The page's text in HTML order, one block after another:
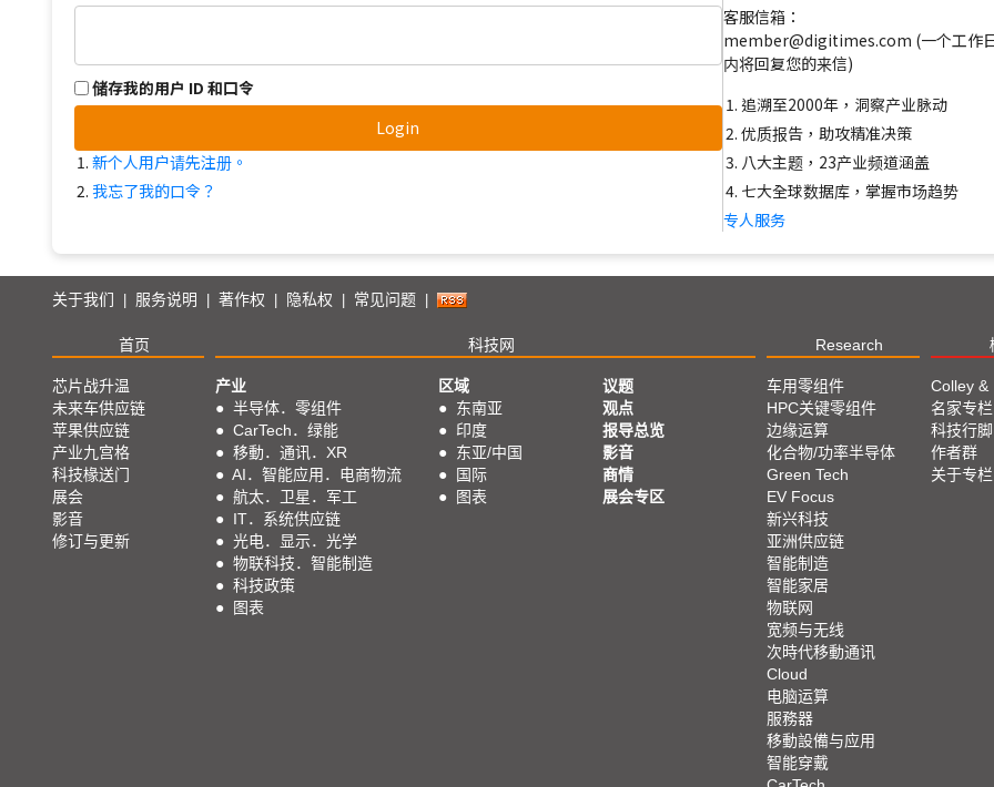
储存我的用户 ID 和口令
Login
新个人用户请先注册。
我忘了我的口令？
客服信箱：
member@digitimes.com (一个工作
内将回复您的来信)
追溯至2000年，洞察产业脉动
优质报告，助攻精准决策
八大主题，23产业频道涵盖
七大全球数据库，掌握市场趋势
专人服务
关于我们 服务说明 著作权 隐私权 常见问题
首页 科技网 Research
芯片战升温
未来车供应链
苹果供应链
产业九宫格
科技椽送门
展会
影音
修订与更新
产业
● 半导体．零组件
● CarTech．绿能
● 移動．通讯．XR
● AI．智能应用．电商物流
● 航太．卫星．军工
● IT．系统供应链
● 光电．显示．光学
● 物联科技．智能制造
● 科技政策
●
图表
区域
● 东南亚
● 印度
● 东亚/中国
●
国际
●
图表
议题
观点
报导总览
影音
商情
展会专区
车用零组件
HPC关键零组件
边缘运算
化合物/功率半导体
Green Tech
EV Focus
新兴科技
亚洲供应链
智能制造
智能家居
物联网
宽频与无线
次時代移動通讯
Cloud
电脑运算
服務器
移動設備与应用
智能穿戴
Colley &
名家专栏
科技行脚
作者群
关于专栏